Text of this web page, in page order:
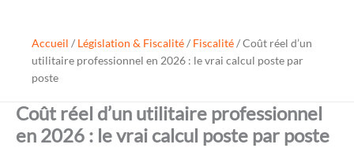
Accueil / Législation & Fiscalité/ Fiscalité/Coût réel d’un
utilitaire professionnel en 2026 : le vrai calcul poste par
poste
Coût réel d’un utilitaire professionnel
en 2026 : le vrai calcul poste par poste